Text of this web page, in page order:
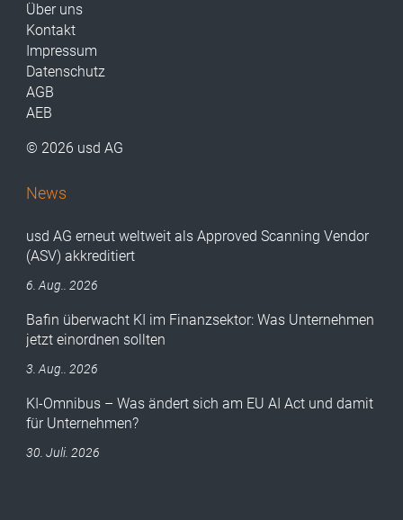
Über uns
Kontakt
Impressum
Datenschutz
AGB
AEB
© 2026 usd AG
News
usd AG erneut weltweit als Approved Scanning Vendor
(ASV) akkreditiert
6. Aug.. 2026
Bafin überwacht KI im Finanzsektor: Was Unternehmen
jetzt einordnen sollten
3. Aug.. 2026
KI-Omnibus – Was ändert sich am EU AI Act und damit
für Unternehmen?
30. Juli. 2026